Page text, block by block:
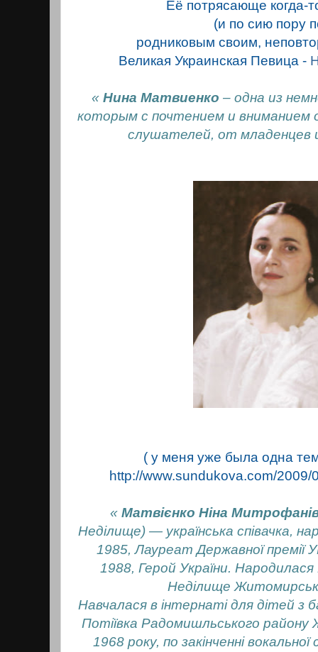
Её потрясающе когда-
(и по сию пору
родниковым своим,
Великая Украинская Певица -
«Нина Матвиенко – одна из
которым с почтением и вниманием
слушателей, от младенцев
( у меня уже была одна
http://www.sundukova.com/
«Матвієнко Ніна
Неділище) — українська співачка,
1985, Лауреат Державної премії
1988, Герой України. Народилася
Неділище
Навчалася в інтернаті для дітей з
Потіївка Радомишльського району
1968 року, по закінченні вокальної